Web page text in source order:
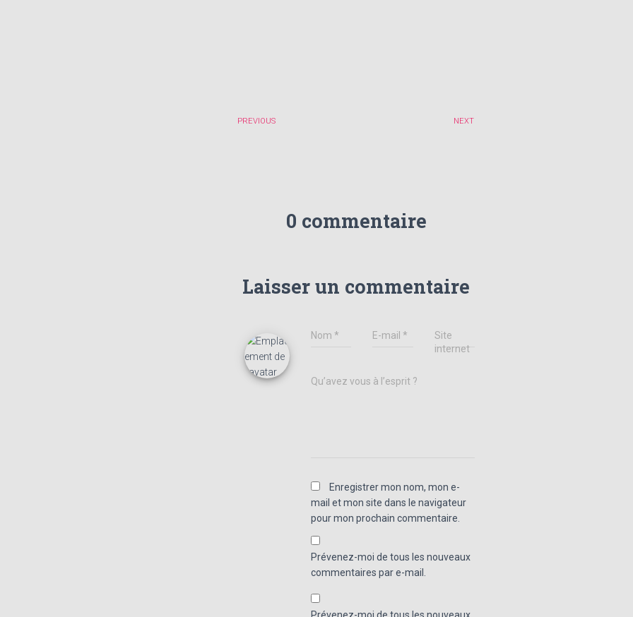
PREVIOUS NEXT
0 commentaire
Laisser un commentaire
Nom * E-mail*
Site
internet
Qu’avez vous à l’esprit ?
Enregistrer mon nom, mon e-
mail et mon site dans le navigateur
pour mon prochain commentaire.
Prévenez-moi de tous les nouveaux
commentaires par e-mail.